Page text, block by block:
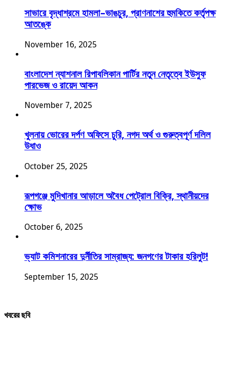
সাভারে বৃদ্ধাশ্রমে হামলা–ভাঙচুর, প্রাণনাশের হুমকিতে কর্তৃপক্ষ
আতঙ্কে
November 16, 2025
বাংলাদেশ ন্যাশনাল রিপাবলিকান পার্টির নতুন নেতৃত্বে ইউসুফ
পারভেজ ও রায়েদ আকন
November 7, 2025
খুলনায় ভোরের দর্পণ অফিসে চুরি, নগদ অর্থ ও গুরুত্বপূর্ণ দলিল
উধাও
October 25, 2025
রূপগঞ্জে মুদিখানার আড়ালে অবৈধ পেট্রোল বিক্রি, স্থানীয়দের
ক্ষোভ
October 6, 2025
ভ্যাট কমিশনারের দুর্নীতির সাম্রাজ্য: জনগণের টাকার হরিলুট!
September 15, 2025
খবরের ছবি